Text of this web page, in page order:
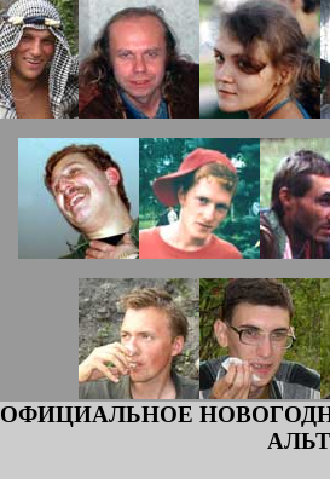
ОФИЦИАЛЬНОЕ